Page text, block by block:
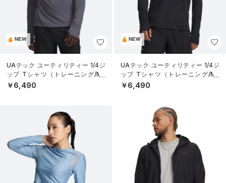
NEW
UAテック ユーティリティー 1/4ジ
ップ Tシャツ（トレーニング/ME
N）
￥6,490
NEW
UAテック ユーティリティー 1/4ジ
ップ Tシャツ（トレーニング/ME
N）
￥6,490